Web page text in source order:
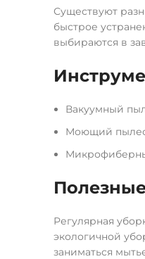
Существуют
быстрое
выбираются в
Вакуумный
Моющий
Регулярная
экологичной
заниматься